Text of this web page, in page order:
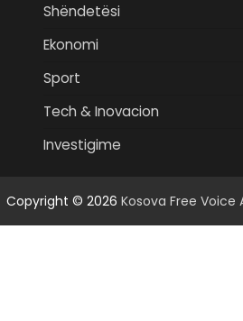
Shëndetësi
Ekonomi
Sport
Tech & Inovacion
Investigime